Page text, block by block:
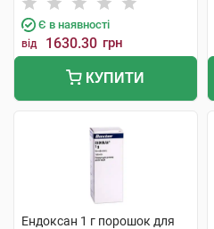
Є в наявності
від 1630.30 грн
КУПИТИ
Ендоксан 1 г порошок для